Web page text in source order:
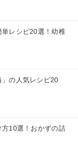
レシピ20選！幼稚
の人気レシピ20
10選！おかずの詰